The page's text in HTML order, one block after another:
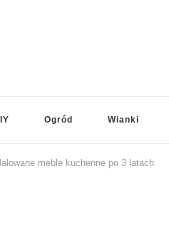
Ogród Wianki
meble kuchenne po 3 latach